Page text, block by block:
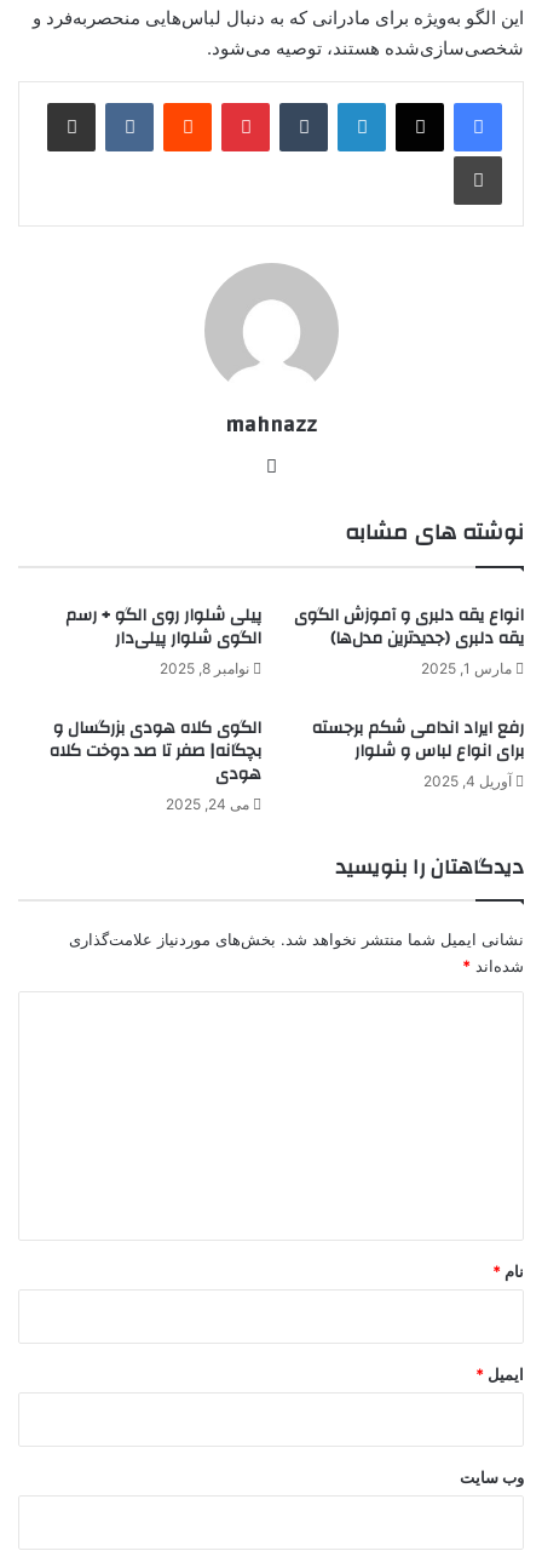
این الگو به‌ویژه برای مادرانی که به دنبال لباس‌هایی منحصربه‌فرد و
شخصی‌سازی‌شده هستند، توصیه می‌شود.
لینکدین ‫تامبلر ‫پین‌ترست‫رددیت ‫VKontakteاشتراک گذاری از طریق ایمیل
چاپ
mahnazz
نوشته های مشابه
انواع یقه دلبری و آموزش الگوی
یقه دلبری (جدیدترین مدل‌ها)
مارس 1, 2025
پیلی شلوار روی الگو + رسم
الگوی شلوار پیلی‌دار
نوامبر 8, 2025
رفع ایراد اندامی شکم برجسته
برای انواع لباس و شلوار
آوریل 4, 2025
الگوی کلاه هودی بزرگسال و
بچگانه| صفر تا صد دوخت کلاه
هودی
می 24, 2025
دیدگاهتان را بنویسید
نشانی ایمیل شما منتشر نخواهد شد. بخش‌های موردنیاز علامت‌گذاری
شده‌اند *
نام *
ایمیل *
وب‌ سایت